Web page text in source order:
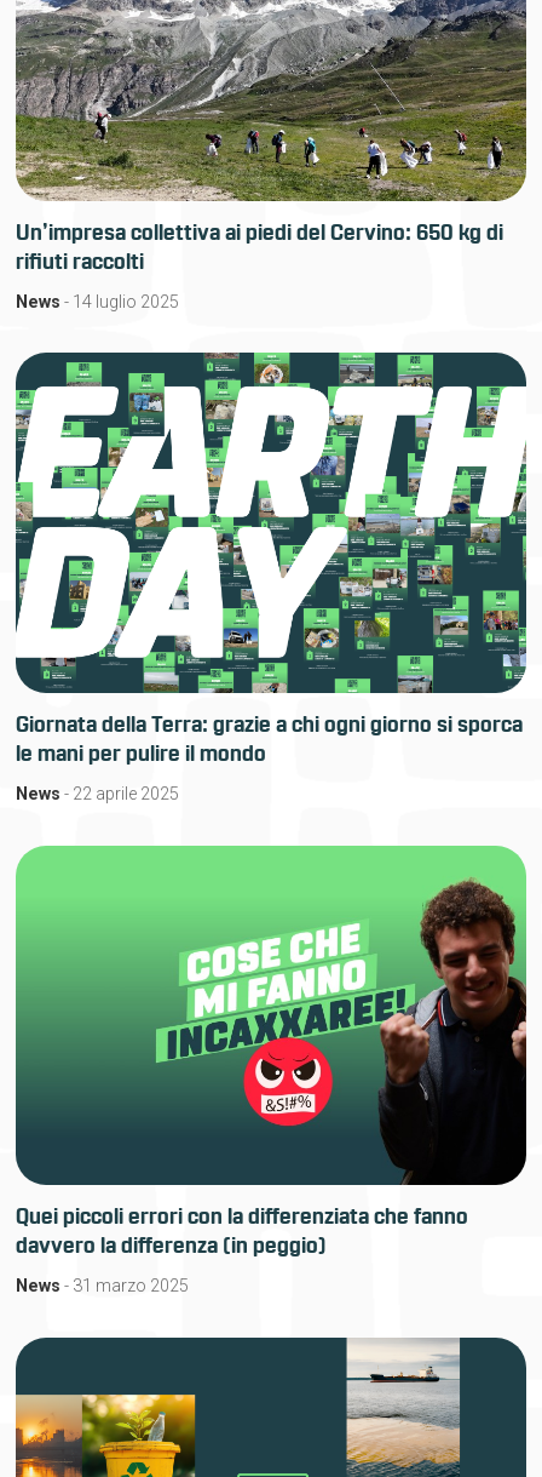
Un’impresa collettiva ai piedi del Cervino: 650 kg di
rifiuti raccolti
News - 14 luglio 2025
Giornata della Terra: grazie a chi ogni giorno si sporca
le mani per pulire il mondo
News - 22 aprile 2025
Quei piccoli errori con la differenziata che fanno
davvero la differenza (in peggio)
News - 31 marzo 2025